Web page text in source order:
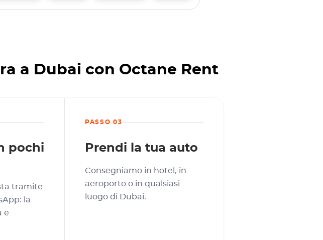
a Dubai con Octane Rent
pochi
tramite
la
e
PASSO 03
Prendi la tua auto
Consegniamo in hotel, in
aeroporto o in qualsiasi
luogo di Dubai.